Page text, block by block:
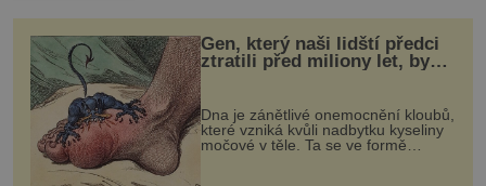
v nacistickém Německu. Proč jsou tu senzibilové
žádaní i obávaní zároveň?
Gen, který naši lidští předci
ztratili před miliony let, by
mohl pomoci s léčbou
„nemoci králů“
Dna je zánětlivé onemocnění kloubů,
které vzniká kvůli nadbytku kyseliny
močové v těle. Ta se ve formě